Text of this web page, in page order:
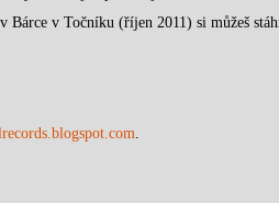
Bárce v Točníku (říjen 2011) si můžeš
.